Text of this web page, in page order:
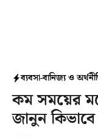
ব্যবসা-বানিজ্য ও
কম সময়ের
জানুন